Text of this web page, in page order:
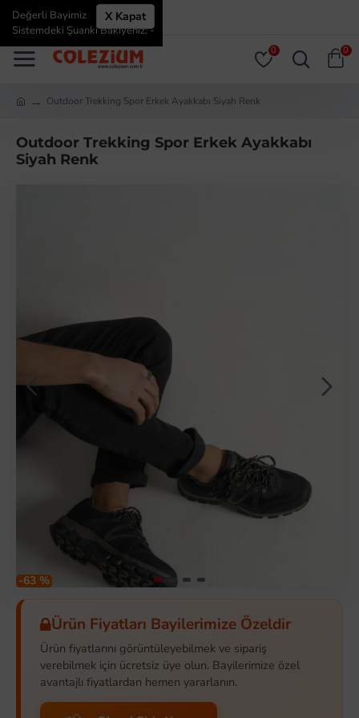
ÜYE GIRIŞI ÜYE OL
0 0
X Kapat
Değerli Bayimiz
Sistemdeki Şuanki Bakiyeniz: -
Outdoor Trekking Spor Erkek Ayakkabı Siyah Renk
Outdoor Trekking Spor Erkek Ayakkabı
Siyah Renk
-63 %
Ürün Fiyatları Bayilerimize Özeldir
Ürün fiyatlarını görüntüleyebilmek ve sipariş
verebilmek için ücretsiz üye olun. Bayilerimize özel
avantajlı fiyatlardan hemen yararlanın.